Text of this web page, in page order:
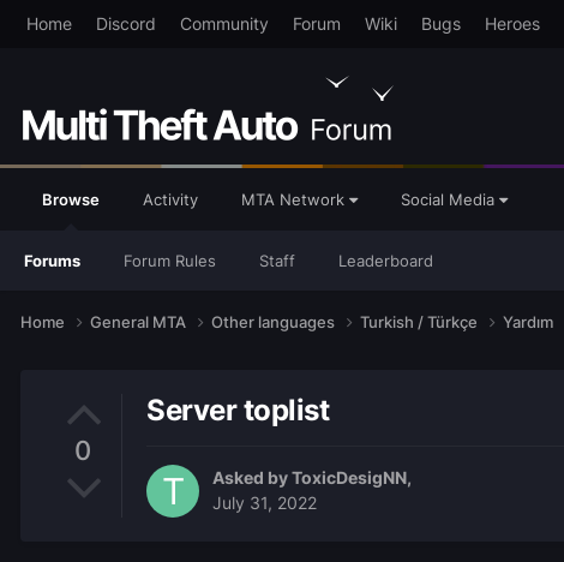
Home Discord Community Forum Wiki Bugs Heroes
Browse
Forums Forum Rules Staff Leaderboard
Activity MTA Network Social Media
Home General MTA Other languages Turkish / Türkçe Yardım
0
Server toplist
Asked byToxicDesigNN,
July 31, 2022